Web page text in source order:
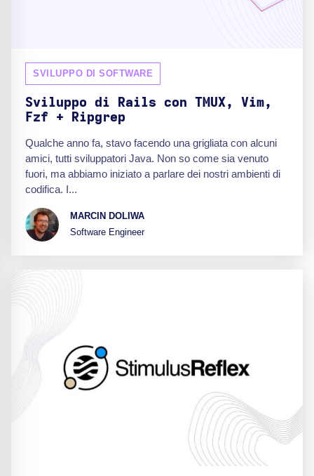
SVILUPPO DI SOFTWARE
Sviluppo di Rails con TMUX, Vim,
Fzf + Ripgrep
Qualche anno fa, stavo facendo una grigliata con alcuni
amici, tutti sviluppatori Java. Non so come sia venuto
fuori, ma abbiamo iniziato a parlare dei nostri ambienti di
codifica. I...
MARCIN DOLIWA
Software Engineer